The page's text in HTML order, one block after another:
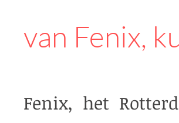
van Fenix,
Fenix, het